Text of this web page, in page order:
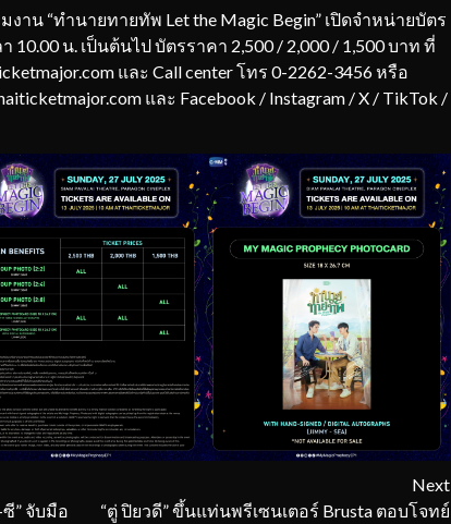
าน “ทำนายทายทัพ Let the Magic Begin” เปิดจำหน่ายบัตร
10.00 น. เป็นต้นไป บัตรราคา 2,500 / 2,000 / 1,500 บาท ที่
และ Call center โทร 0-2262-3456 หรือ
และ Facebook / Instagram / X / TikTok /
” จับมือ
Next
“ตู่ ปิยวดี” ขึ้นแท่นพรีเซนเตอร์ Brusta ตอบโจทย์